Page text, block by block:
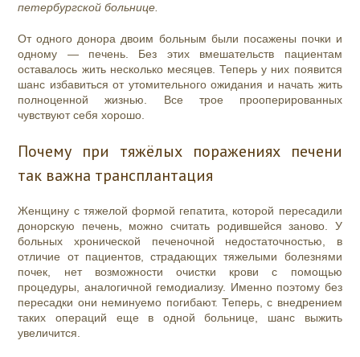
петербургской больнице.
От одного донора двоим больным были посажены почки и
одному — печень. Без этих вмешательств пациентам
оставалось жить несколько месяцев. Теперь у них появится
шанс избавиться от утомительного ожидания и начать жить
полноценной жизнью. Все трое прооперированных
чувствуют себя хорошо.
Почему при тяжёлых поражениях печени
так важна трансплантация
Женщину с тяжелой формой гепатита, которой пересадили
донорскую печень, можно считать родившейся заново. У
больных хронической печеночной недостаточностью, в
отличие от пациентов, страдающих тяжелыми болезнями
почек, нет возможности очистки крови с помощью
процедуры, аналогичной гемодиализу. Именно поэтому без
пересадки они неминуемо погибают. Теперь, с внедрением
таких операций еще в одной больнице, шанс выжить
увеличится.